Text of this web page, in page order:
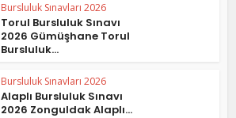
Bursluluk Sınavları 2026
Torul Bursluluk Sınavı
2026 Gümüşhane Torul
Bursluluk...
Bursluluk Sınavları 2026
Alaplı Bursluluk Sınavı
2026 Zonguldak Alaplı...